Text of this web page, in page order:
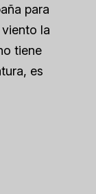
para
la
tiene
es